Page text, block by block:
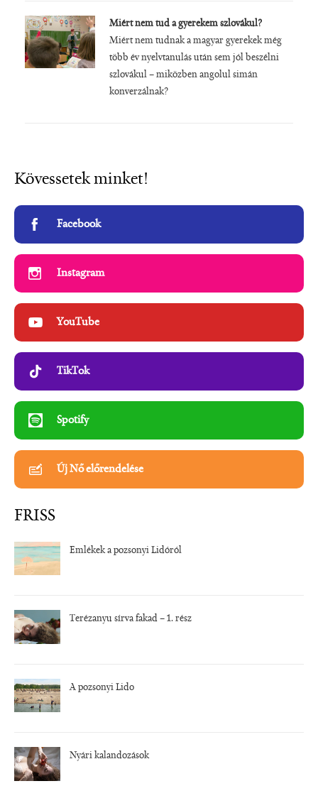
Miért nem tud a gyerekem szlovákul?
Miért nem tudnak a magyar gyerekek még
több év nyelvtanulás után sem jól beszélni
szlovákul – miközben angolul simán
konverzálnak?
Kövessetek minket!
Facebook
Instagram
YouTube
TikTok
Spotify
Új Nő előrendelése
FRISS
Emlékek a pozsonyi Lidóról
Terézanyu sírva fakad – 1. rész
A pozsonyi Lido
Nyári kalandozások